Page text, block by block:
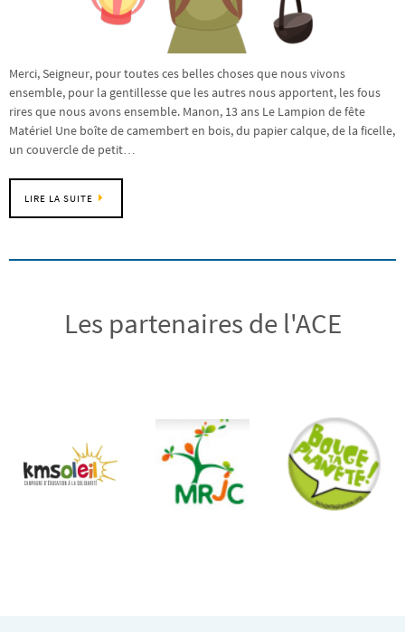
Merci, Seigneur, pour toutes ces belles choses que nous vivons
ensemble, pour la gentillesse que les autres nous apportent, les fous
rires que nous avons ensemble. Manon, 13 ans Le Lampion de fête
Matériel Une boîte de camembert en bois, du papier calque, de la ficelle,
un couvercle de petit…
LIRE LA SUITE
Les partenaires de l'ACE